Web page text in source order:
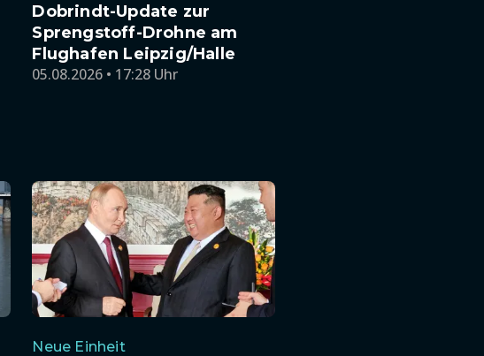
Dobrindt-Update zur
Sprengstoff-Drohne am
Flughafen Leipzig/Halle
05.08.2026 • 17:28 Uhr
Neue Einheit